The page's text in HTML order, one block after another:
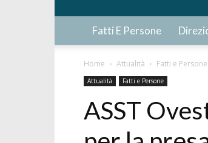
Fatti E Persone
Home Attualità Fatti e Persone
Attualità Fatti e Persone
ASST